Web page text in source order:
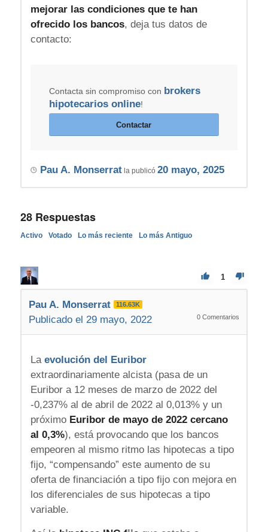
mejorar las condiciones que te han
ofrecido los bancos, deja tus datos de
contacto:
Contacta sin compromiso con brokers
hipotecarios online!
Contactar
Pau A. Monserratla publicó 20 mayo, 2025
28Respuestas
Activo Votado Lo más reciente Lo más Antiguo
1
Pau A. Monserrat 116.63K
Publicado el 29 mayo, 2022 0 Comentarios
La evolución del Euribor
extraordinariamente alcista (pasa de un
Euribor a 12 meses de marzo de 2022 del
-0,237% al de abril de 2022 al 0,013% y un
próximo Euribor de mayo de 2022 cercano
al 0,3%), está provocando que los bancos
empeoren al mismo ritmo las hipotecas a tipo
fijo, “compensando” este aumento de su
oferta de financiación a tipo fijo con mejora en
los diferenciales de sus hipotecas a tipo
variable.